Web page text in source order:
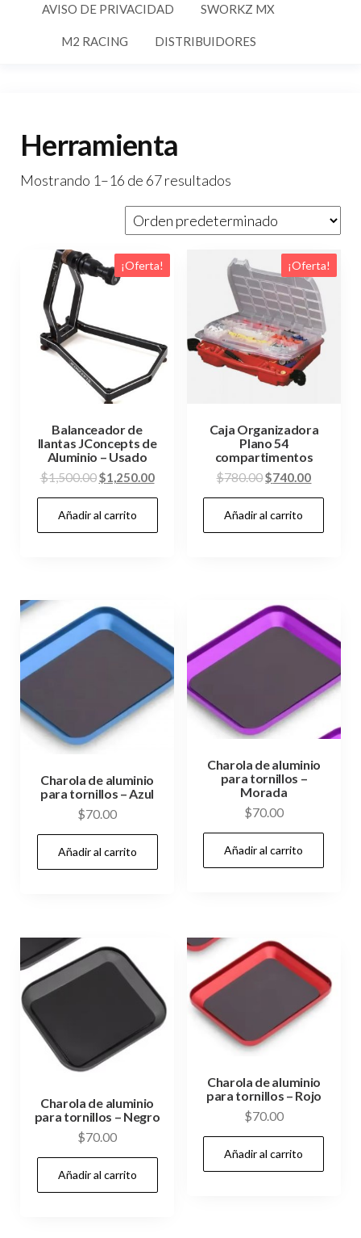
AVISO DE PRIVACIDAD SWORKZ MX
M2 RACING DISTRIBUIDORES
Herramienta
Mostrando 1–16 de 67 resultados
¡Oferta!
Balanceador de
llantas JConcepts de
Aluminio – Usado
$1,500.00El
precio
original
era:
$1,250.00El
precio
es:
Añadir al carrito
¡Oferta!
Caja Organizadora
Plano 54
compartimentos
$780.00El
precio
original
era:
$740.00El
precio
es:
Añadir al carrito
Charola de aluminio
para tornillos – Azul
$70.00
Añadir al carrito
Charola de aluminio
para tornillos –
Morada
$70.00
Añadir al carrito
Charola de aluminio
para tornillos – Negro
$70.00
Añadir al carrito
Charola de aluminio
para tornillos – Rojo
$70.00
Añadir al carrito